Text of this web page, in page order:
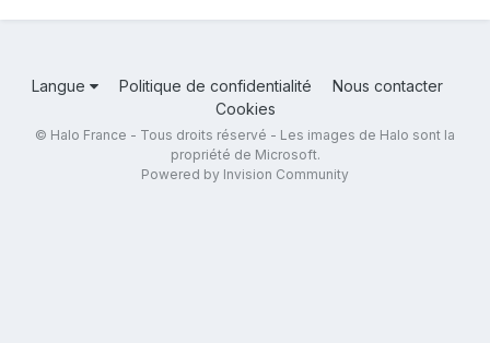
Langue Politique de confidentialité
Nous contacter
Cookies
© Halo France - Tous droits réservé - Les images de Halo sont la
propriété de Microsoft.
Powered by Invision Community